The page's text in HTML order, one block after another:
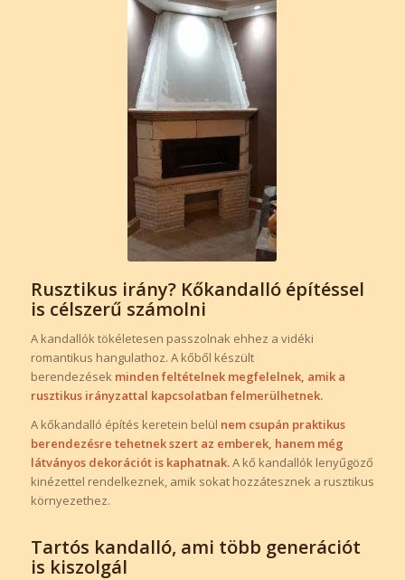
Rusztikus irány? Kőkandalló építéssel
is célszerű számolni
A kandallók tökéletesen passzolnak ehhez a vidéki
romantikus hangulathoz. A kőből készült
berendezések minden feltételnek megfelelnek, amik a
rusztikus irányzattal kapcsolatban felmerülhetnek.
A kőkandalló építés keretein belül nem csupán praktikus
berendezésre tehetnek szert az emberek, hanem még
látványos dekorációt is kaphatnak.A kő kandallók lenyűgöző
kinézettel rendelkeznek, amik sokat hozzátesznek a rusztikus
környezethez.
Tartós kandalló, ami több generációt
is kiszolgál